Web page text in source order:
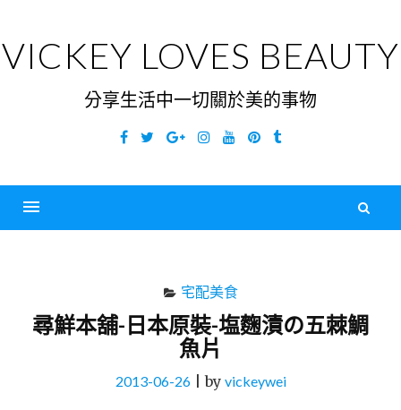
content
VICKEY LOVES BEAUTY
分享生活中一切關於美的事物
Facebook
TwitterGoogleInstagramYouTubePinterest
Tumblr
宅配美食
尋鮮本舖-日本原裝-塩麴漬の五棘鯛
魚片
2013-06-26|by vickeywei